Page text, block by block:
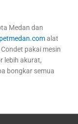
Medan dan
alat
pakai mesin
lebih akurat,
bongkar semua